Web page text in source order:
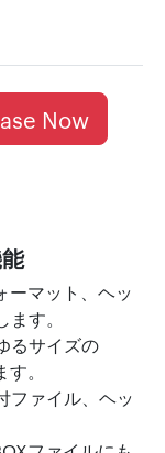
Now
ーマット、ヘッ
す。
るサイズの
。
ファイル、ヘッ